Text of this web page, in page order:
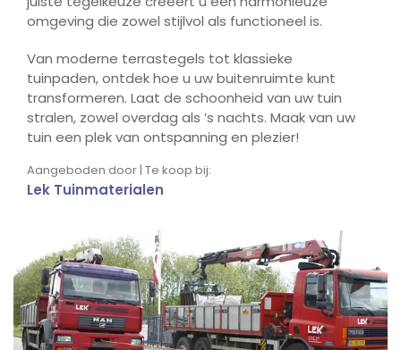
omgeving die zowel stijlvol als functioneel is.
Van moderne terrastegels tot klassieke
tuinpaden, ontdek hoe u uw buitenruimte kunt
transformeren. Laat de schoonheid van uw tuin
stralen, zowel overdag als ’s nachts. Maak van uw
tuin een plek van ontspanning en plezier!
Aangeboden door | Te koop bij:
Lek Tuinmaterialen